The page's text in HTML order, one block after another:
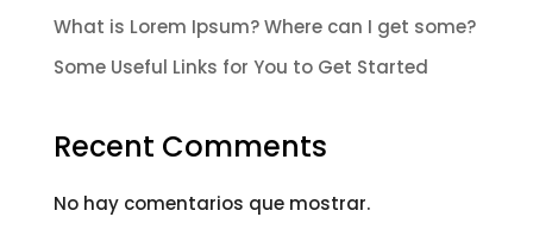
What is Lorem Ipsum? Where can I get some?
Some Useful Links for You to Get Started
Recent Comments
No hay comentarios que mostrar.